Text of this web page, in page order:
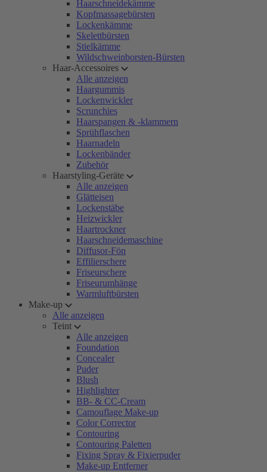
Haarschneidekämme
Kopfmassagebürsten
Lockenkämme
Skelettbürsten
Stielkämme
Wildschweinborsten-Bürsten
Haar-Accessoires
Alle anzeigen
Haargummis
Lockenwickler
Scrunchies
Haarspangen & -klammern
Sprühflaschen
Haarnadeln
Lockenbänder
Zubehör
Haarstyling-Geräte
Alle anzeigen
Glätteisen
Lockenstäbe
Heizwickler
Haartrockner
Haarschneidemaschine
Diffusor-Fön
Effilierschere
Friseurschere
Friseurumhänge
Warmluftbürsten
Make-up
Alle anzeigen
Teint
Alle anzeigen
Foundation
Concealer
Puder
Blush
Highlighter
BB- & CC-Cream
Camouflage Make-up
Color Corrector
Contouring
Contouring Paletten
Fixing Spray & Fixierpuder
Make-up Entferner